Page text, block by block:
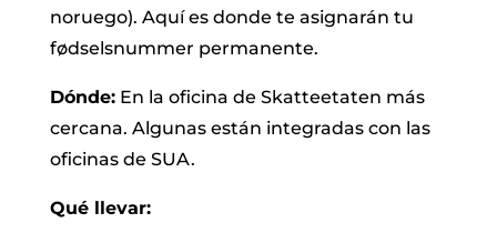
noruego). Aquí es donde te asignarán tu
fødselsnummer permanente.
Dónde:En la oficina de Skatteetaten más
cercana. Algunas están integradas con las
oficinas de SUA.
Qué llevar: